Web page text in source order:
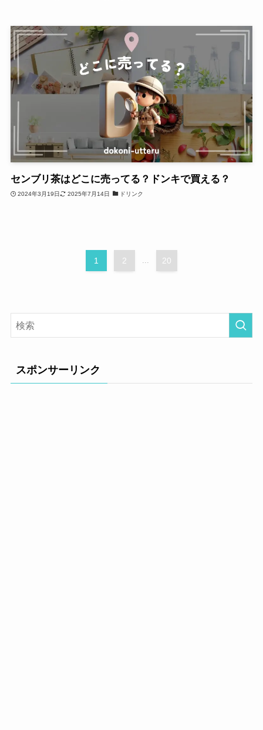
センブリ茶はどこに売ってる？ドンキで買える？
2024年3月19日 2025年7月14日 ドリンク
1 2 ... 20
スポンサーリンク